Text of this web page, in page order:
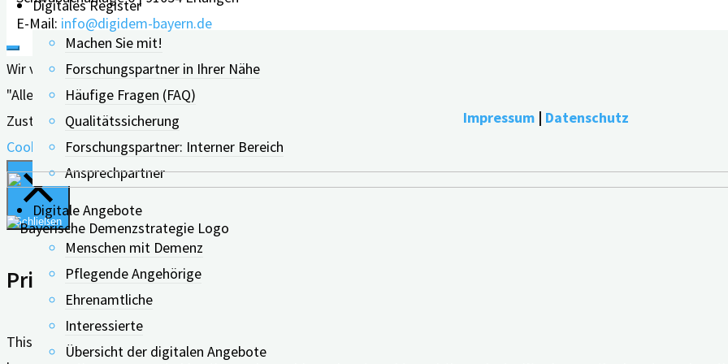
Digitales Register
Machen Sie mit!
Forschungspartner in Ihrer Nähe
Häufige Fragen (FAQ)
Qualitätssicherung
Forschungspartner: Interner Bereich
Ansprechpartner
Digitale Angebote
Menschen mit Demenz
Pflegende Angehörige
Ehrenamtliche
Interessierte
Übersicht der digitalen Angebote
E-Mail: info@digidem-bayern.de
Impressum | Datenschutz
Wir verwenden Cookies auf unserer Website, um Ihnen die bestmögliche Erfahrung zu bieten, indem wir uns an Ihre
"Alle akzeptieren" klicken, erklären Sie sich mit der Verwendung ALLER Cookies einverstanden. Sie können jedoch die
Zustimmung zu erteilen.
Cookie Einstellungen Alle Akzeptieren
Schließen
Privacy Overview
This website uses cookies to improve your experience while you navigate through the website. Out of these, the